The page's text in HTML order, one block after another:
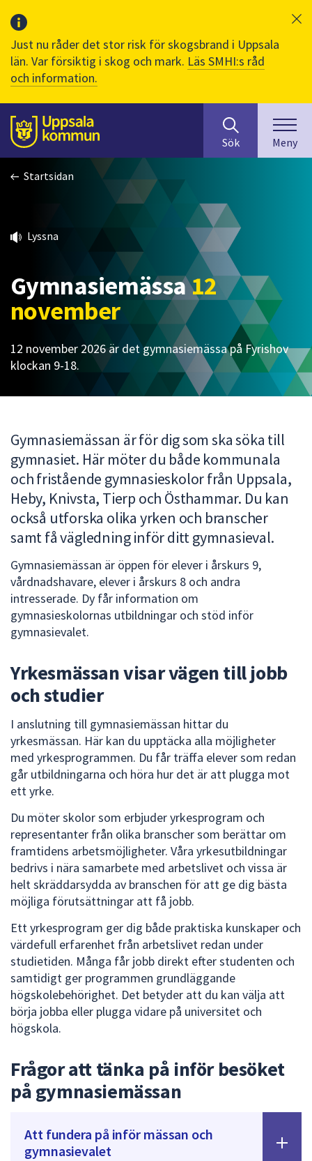
Just nu råder det stor risk för skogsbrand i Uppsala
län. Var försiktig i skog och mark. Läs SMHI:s råd
och information.
Till sidans
huvudinnehåll
efter
innehåll
på
du
börjar
skriva
i
sökfältet
kommer
sökförslag
presenteras
under
fältet.
Använd
att
navigera
mellan
sökförslagen
och
för
att
välja
av
Sök Meny
Startsidan
Lyssna
Gymnasiemässa12
november
12 november 2026 är det gymnasiemässa på Fyrishov
klockan 9-18.
Gymnasiemässan är för dig som ska söka till
gymnasiet. Här möter du både kommunala
och fristående gymnasieskolor från Uppsala,
Heby, Knivsta, Tierp och Östhammar. Du kan
också utforska olika yrken och branscher
samt få vägledning inför ditt gymnasieval.
Gymnasiemässan är öppen för elever i årskurs 9,
vårdnadshavare, elever i årskurs 8 och andra
intresserade. Dy får information om
gymnasieskolornas utbildningar och stöd inför
gymnasievalet.
Yrkesmässan visar vägen till jobb
och studier
I anslutning till gymnasiemässan hittar du
yrkesmässan. Här kan du upptäcka alla möjligheter
med yrkesprogrammen. Du får träffa elever som redan
går utbildningarna och höra hur det är att plugga mot
ett yrke.
Du möter skolor som erbjuder yrkesprogram och
representanter från olika branscher som berättar om
framtidens arbetsmöjligheter. Våra yrkesutbildningar
bedrivs i nära samarbete med arbetslivet och vissa är
helt skräddarsydda av branschen för att ge dig bästa
möjliga förutsättningar att få jobb.
Ett yrkesprogram ger dig både praktiska kunskaper och
värdefull erfarenhet från arbetslivet redan under
studietiden. Många får jobb direkt efter studenten och
samtidigt ger programmen grundläggande
högskolebehörighet. Det betyder att du kan välja att
börja jobba eller plugga vidare på universitet och
högskola.
Frågor att tänka på inför besöket
på gymnasiemässan
Att fundera på inför mässan och
gymnasievalet